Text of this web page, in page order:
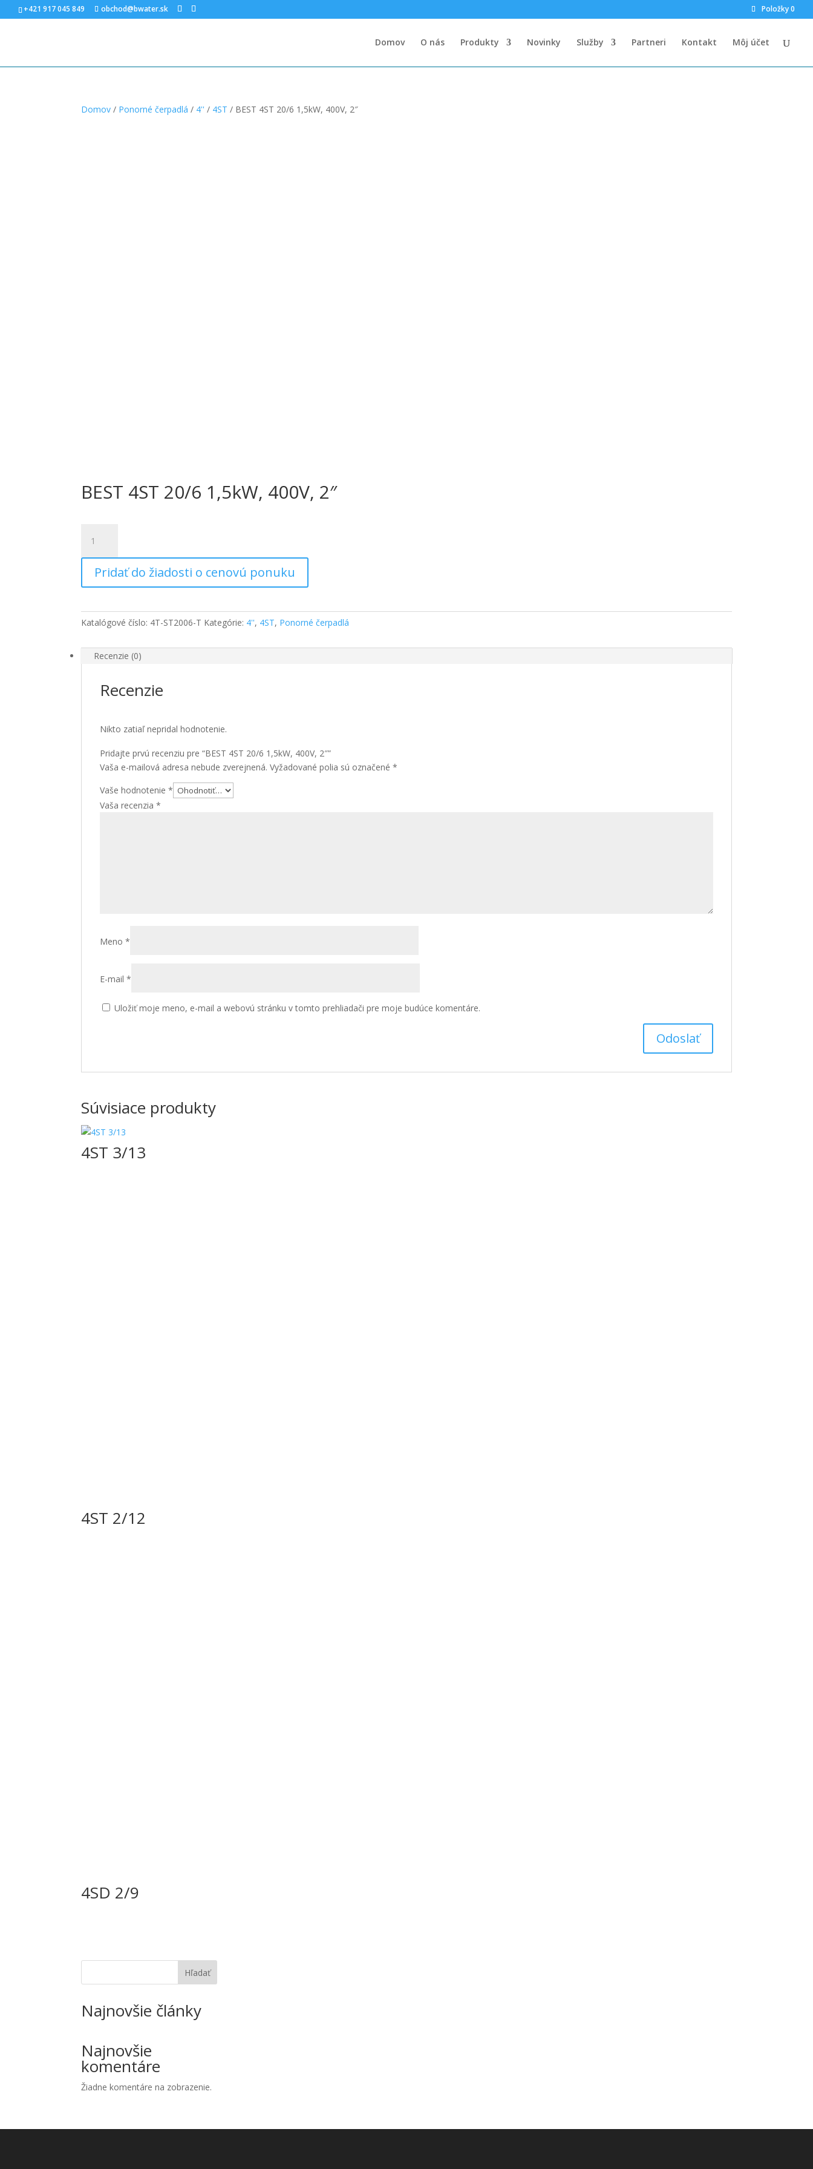
+421 917 045 849 obchod@bwater.sk Položky 0
Domov O nás Produkty Novinky Služby Partneri Kontakt Môj účet
Domov / Ponorné čerpadlá / 4'' / 4ST / BEST 4ST 20/6 1,5kW, 400V, 2″
BEST 4ST 20/6 1,5kW, 400V, 2″
BEST
4ST
20/6
1,5kW,
2"
Pridať do žiadosti o cenovú ponuku
Katalógové číslo: 4T-ST2006-T Kategórie: 4'', 4ST, Ponorné čerpadlá
Recenzie (0)
Recenzie
Nikto zatiaľ nepridal hodnotenie.
Pridajte prvú recenziu pre “BEST 4ST 20/6 1,5kW, 400V, 2″”
Vaša e-mailová adresa nebude zverejnená. Vyžadované polia sú označené*
Vaše hodnotenie*
Vaša recenzia*
Meno*
E-mail*
Uložiť moje meno, e-mail a webovú stránku v tomto prehliadači pre moje budúce komentáre.
Súvisiace produkty
4ST 3/13
4ST 2/12
4SD 2/9
Hľadať
Najnovšie články
Najnovšie
komentáre
Žiadne komentáre na zobrazenie.